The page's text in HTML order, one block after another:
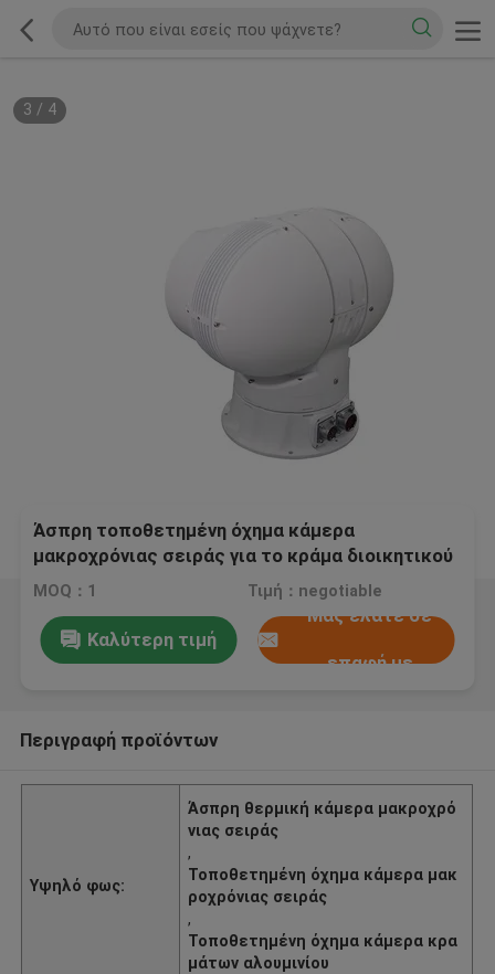
3 / 4
Άσπρη τοποθετημένη όχημα κάμερα
μακροχρόνιας σειράς για το κράμα διοικητικού
αλουμινίου Oilfieleafety
MOQ：1 Τιμή：negotiable
Καλύτερη τιμή
Μας ελάτε σε
επαφή με
Περιγραφή προϊόντων
Υψηλό φως:
Άσπρη θερμική κάμερα μακροχρό
νιας σειράς
,
Τοποθετημένη όχημα κάμερα μακ
ροχρόνιας σειράς
,
Τοποθετημένη όχημα κάμερα κρα
μάτων αλουμινίου